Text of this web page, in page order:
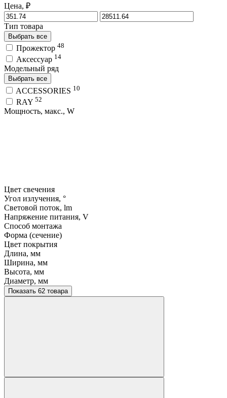
Цена, ₽
Тип товара
Выбрать все
Прожектор 48
Аксессуар 14
Модельный ряд
Выбрать все
ACCESSORIES 10
RAY 52
Мощность, макс., W
Цвет свечения
Угол излучения, °
Световой поток, lm
Напряжение питания, V
Способ монтажа
Форма (сечение)
Цвет покрытия
Длина, мм
Ширина, мм
Высота, мм
Диаметр, мм
Показать 62 товара